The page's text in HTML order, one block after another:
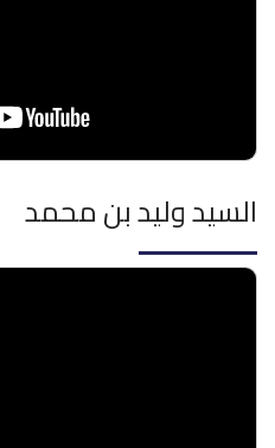
السيد وليد بن محمد